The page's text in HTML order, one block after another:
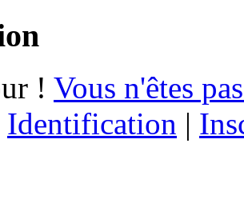
! Vous n'êtes
Identification |